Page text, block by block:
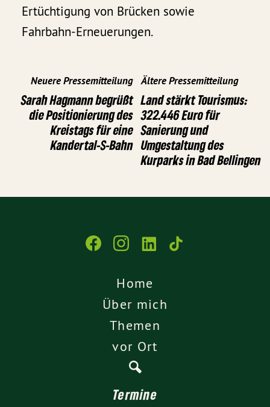
Ertüchtigung von Brücken sowie
Fahrbahn-Erneuerungen.
Neuere Pressemitteilung
Sarah Hagmann begrüßt
die Positionierung des
Kreistags für eine
Kandertal-S-Bahn
Ältere Pressemitteilung
Land stärkt Tourismus:
322.446 Euro für
Sanierung und
Umgestaltung des
Kurparks in Bad Bellingen
Home
Über mich
Themen
vor Ort
Termine